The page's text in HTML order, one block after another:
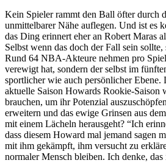
Kein Spieler rammt den Ball öfter durch
unmittelbarer Nähe auflegen. Und ist es
das Ding erinnert eher an Robert Maras
Selbst wenn das doch der Fall sein
Rund 64 NBA-Akteure nehmen pro
verewigt hat, sondern der selbst im
sportlicher wie auch persönlicher Ebene.
aktuelle Saison Howards Rookie-Saison
brauchen, um ihr Potenzial
erweitern und das ewige Grinsen aus
mit einem Lächeln herausgeht? “Ich
dass diesem Howard mal jemand sagen
mit ihm gekämpft, ihm versucht zu
normaler Mensch bleiben. Ich denke,